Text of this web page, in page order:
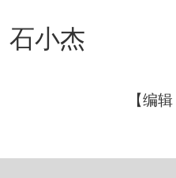
小杰
【编